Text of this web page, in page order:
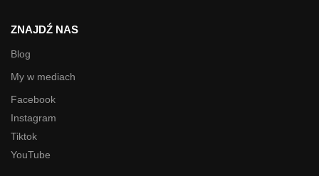
ZNAJDŹ NAS
Blog
My w mediach
Facebook
Instagram
Tiktok
YouTube